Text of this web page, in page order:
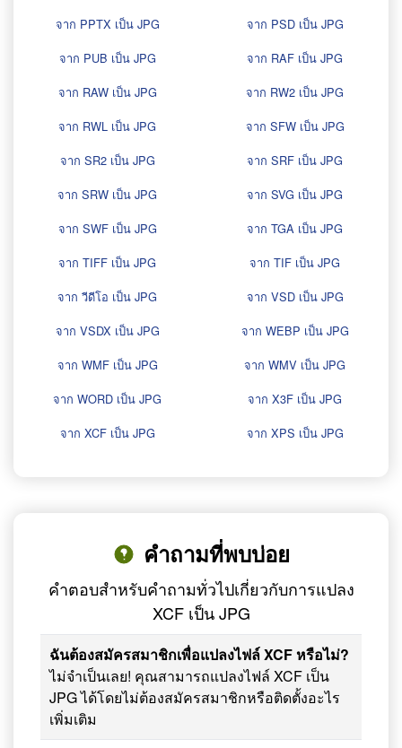
จาก PPTX เป็น JPG
จาก PSD เป็น JPG
จาก PUB เป็น JPG
จาก RAF เป็น JPG
จาก RAW เป็น JPG
จาก RW2 เป็น JPG
จาก RWL เป็น JPG
จาก SFW เป็น JPG
จาก SR2 เป็น JPG
จาก SRF เป็น JPG
จาก SRW เป็น JPG
จาก SVG เป็น JPG
จาก SWF เป็น JPG
จาก TGA เป็น JPG
จาก TIFF เป็น JPG
จาก TIF เป็น JPG
จาก วีดีโอ เป็น JPG
จาก VSD เป็น JPG
จาก VSDX เป็น JPG
จาก WEBP เป็น JPG
จาก WMF เป็น JPG
จาก WMV เป็น JPG
จาก WORD เป็น JPG
จาก X3F เป็น JPG
จาก XCF เป็น JPG
จาก XPS เป็น JPG
คำถามที่พบบ่อย
คำตอบสำหรับคำถามทั่วไปเกี่ยวกับการแปลง
XCF เป็น JPG
ฉันต้องสมัครสมาชิกเพื่อแปลงไฟล์ XCF หรือไม่?
ไม่จำเป็นเลย! คุณสามารถแปลงไฟล์ XCF เป็น
JPG ได้โดยไม่ต้องสมัครสมาชิกหรือติดตั้งอะไร
เพิ่มเติม